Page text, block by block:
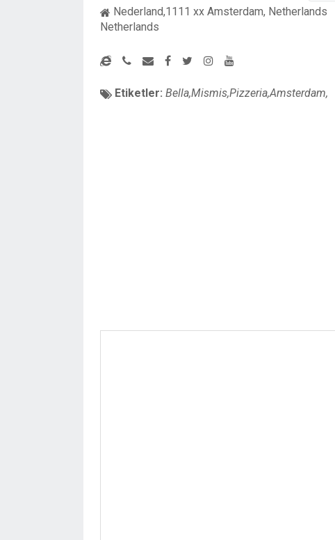
Nederland,1111 xx Amsterdam, Netherlands
Netherlands
Etiketler: Bella,Mismis,Pizzeria,Amsterdam,